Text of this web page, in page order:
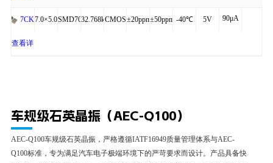
+85℃
细
7CKA7.0×5.0×1.30SMD7050-32.768kHzCMOS±20ppm±50ppm -40℃ 5V 90μA
查看详
车规级石英晶振（AEC-Q100）
AEC-Q100车规级石英晶振，严格遵循IATF16949质量管理体系与AEC-
Q100标准，专为满足汽车电子极端环境下的严苛要求而设计。产品具备快